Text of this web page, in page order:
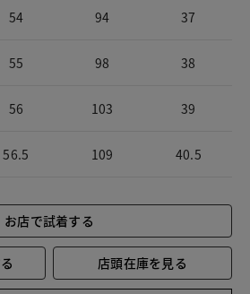
54 94 37
55 98 38
56 103 39
56.5 109 40.5
お店で試着する
店頭在庫を見る